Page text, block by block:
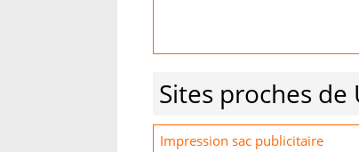
Sites proches de
Impression sac publicitaire